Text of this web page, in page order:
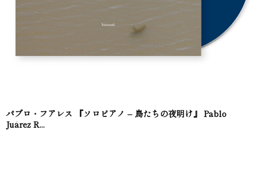
パブロ・フアレス 『ソロピアノ – 鳥たちの夜明け』 Pablo
Juárez R...